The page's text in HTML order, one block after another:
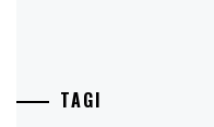
TAGI